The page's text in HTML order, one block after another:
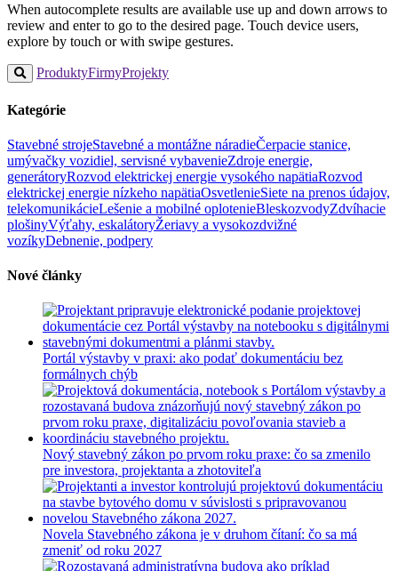
When autocomplete results are available use up and down arrows to
review and enter to go to the desired page. Touch device users,
explore by touch or with swipe gestures.
ProduktyFirmyProjekty
Kategórie
Stavebné strojeStavebné a montážne náradieČerpacie stanice,
umývačky vozidiel, servisné vybavenieZdroje energie,
generátoryRozvod elektrickej energie vysokého napätiaRozvod
elektrickej energie nízkeho napätiaOsvetlenieSiete na prenos údajov,
telekomunikácieLešenie a mobilné oplotenieBleskozvodyZdvíhacie
plošinyVýťahy, eskalátoryŽeriavy a vysokozdvižné
vozíkyDebnenie, podpery
Nové články
Portál výstavby v praxi: ako podať dokumentáciu bez
formálnych chýb
Nový stavebný zákon po prvom roku praxe: čo sa zmenilo
pre investora, projektanta a zhotoviteľa
Novela Stavebného zákona je v druhom čítaní: čo sa má
zmeniť od roku 2027